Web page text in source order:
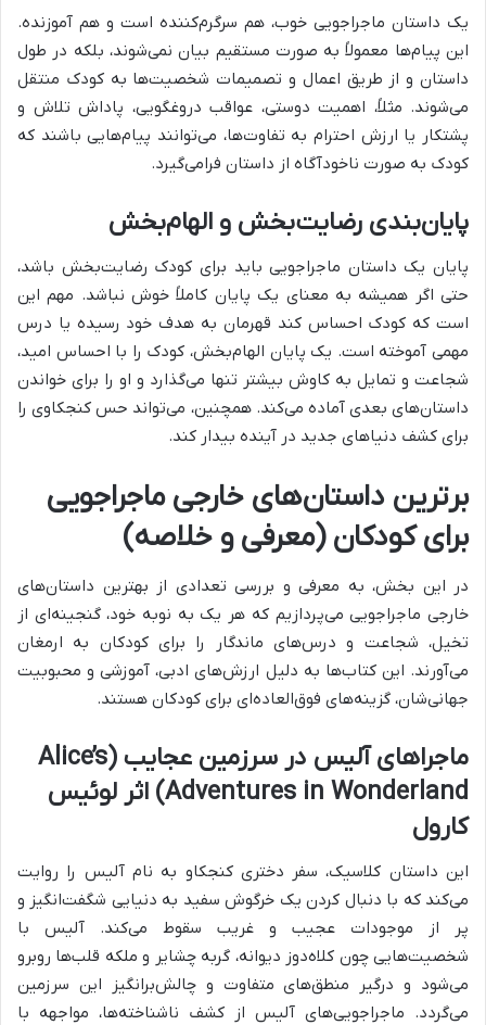
یک داستان ماجراجویی خوب، هم سرگرم‌کننده است و هم آموزنده.
این پیام‌ها معمولاً به صورت مستقیم بیان نمی‌شوند، بلکه در طول
داستان و از طریق اعمال و تصمیمات شخصیت‌ها به کودک منتقل
می‌شوند. مثلاً، اهمیت دوستی، عواقب دروغگویی، پاداش تلاش و
پشتکار یا ارزش احترام به تفاوت‌ها، می‌توانند پیام‌هایی باشند که
کودک به صورت ناخودآگاه از داستان فرامی‌گیرد.
پایان‌بندی رضایت‌بخش و الهام‌بخش
پایان یک داستان ماجراجویی باید برای کودک رضایت‌بخش باشد،
حتی اگر همیشه به معنای یک پایان کاملاً خوش نباشد. مهم این
است که کودک احساس کند قهرمان به هدف خود رسیده یا درس
مهمی آموخته است. یک پایان الهام‌بخش، کودک را با احساس امید،
شجاعت و تمایل به کاوش بیشتر تنها می‌گذارد و او را برای خواندن
داستان‌های بعدی آماده می‌کند. همچنین، می‌تواند حس کنجکاوی را
برای کشف دنیاهای جدید در آینده بیدار کند.
برترین داستان‌های خارجی ماجراجویی
برای کودکان (معرفی و خلاصه)
در این بخش، به معرفی و بررسی تعدادی از بهترین داستان‌های
خارجی ماجراجویی می‌پردازیم که هر یک به نوبه خود، گنجینه‌ای از
تخیل، شجاعت و درس‌های ماندگار را برای کودکان به ارمغان
می‌آورند. این کتاب‌ها به دلیل ارزش‌های ادبی، آموزشی و محبوبیت
جهانی‌شان، گزینه‌های فوق‌العاده‌ای برای کودکان هستند.
ماجراهای آلیس در سرزمین عجایب (Alice’s
Adventures in Wonderland) اثر لوئیس
کارول
این داستان کلاسیک، سفر دختری کنجکاو به نام آلیس را روایت
می‌کند که با دنبال کردن یک خرگوش سفید به دنیایی شگفت‌انگیز و
پر از موجودات عجیب و غریب سقوط می‌کند. آلیس با
شخصیت‌هایی چون کلاه‌دوز دیوانه، گربه چشایر و ملکه قلب‌ها روبرو
می‌شود و درگیر منطق‌های متفاوت و چالش‌برانگیز این سرزمین
می‌گردد. ماجراجویی‌های آلیس از کشف ناشناخته‌ها، مواجهه با